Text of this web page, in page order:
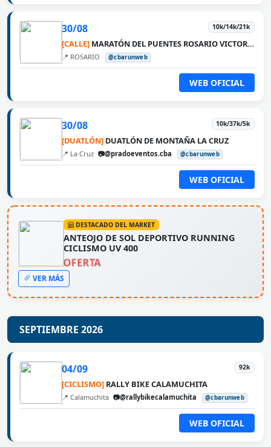
30/08 10k/14k/21k
[CALLE] MARATÓN DEL PUENTES ROSARIO VICTORIA
📍 ROSARIO @cbarunweb
WEB OFICIAL
30/08 10k/37k/5k
[DUATLÓN] DUATLÓN DE MONTAÑA LA CRUZ
📍 La Cruz 📷@pradoeventos.cba @cbarunweb
WEB OFICIAL
DESTACADO DEL MARKET
ANTEOJO DE SOL DEPORTIVO RUNNING
CICLISMO UV 400
OFERTA
VER MÁS
SEPTIEMBRE 2026
04/09 92k
[CICLISMO] RALLY BIKE CALAMUCHITA
📍 Calamuchita 📷@rallybikecalamuchita @cbarunweb
WEB OFICIAL